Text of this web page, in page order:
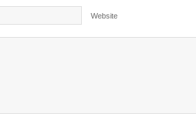
Website